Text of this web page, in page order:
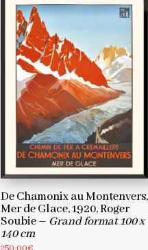
De Chamonix au Montenvers,
Mer de Glace, 1920, Roger
Soubie – Grand format 100 x
140 cm